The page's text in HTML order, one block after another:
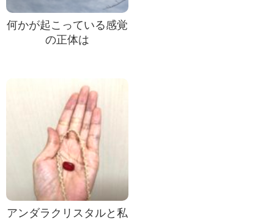
何かが起こっている感覚
の正体は
アンダラクリスタルと私